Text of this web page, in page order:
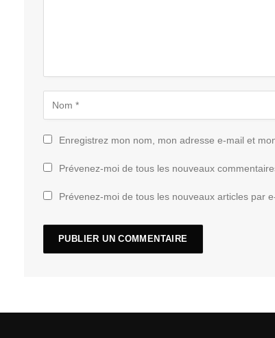
Enregistrez mon nom, mon adresse e-mail et
Prévenez-moi de tous les nouveaux
Prévenez-moi de tous les nouveaux articles par